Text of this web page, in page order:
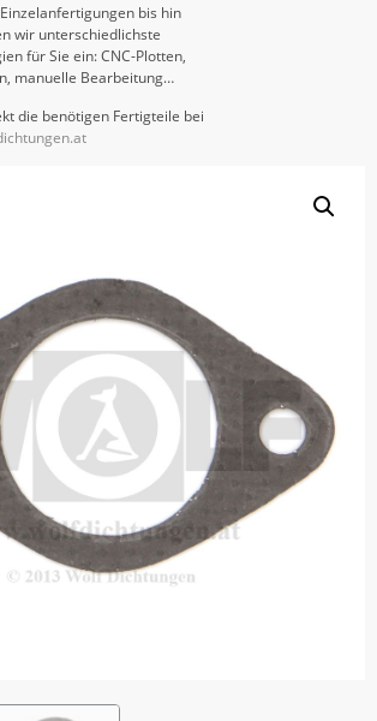
bis hin
wir unterschiedlichste
für Sie ein: CNC-Plotten,
manuelle Bearbeitung…
die benötigen Fertigteile bei